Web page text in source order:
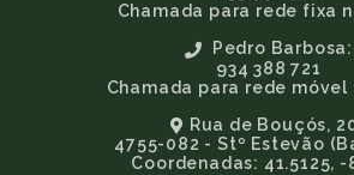
Chamada para rede fixa
Pedro Barbosa:
934 388 721
Chamada para rede móvel
Rua de Bouçós,
4755-082 - Stº Estevão
Coordenadas: 41.5125, -